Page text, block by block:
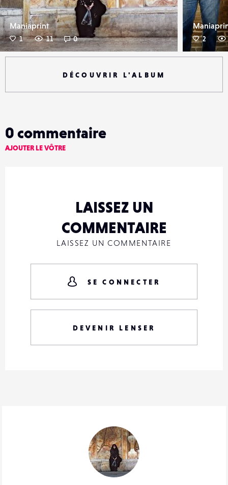
Maniaprint
1 11 0 2
DÉCOUVRIR L'ALBUM
0 commentaire
AJOUTER LE VÔTRE
LAISSEZ UN
COMMENTAIRE
LAISSEZ UN COMMENTAIRE
SE CONNECTER
DEVENIR LENSER